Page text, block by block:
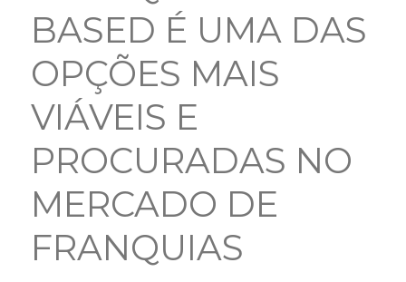
BASED É UMA DAS
OPÇÕES MAIS
VIÁVEIS E
PROCURADAS NO
MERCADO DE
FRANQUIAS